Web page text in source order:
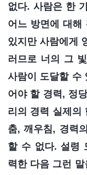
없다. 사람은 한
어느 방면에 대해
있지만 사람에게
러므로 너의 그
사람이 도달할 수
어야 할 경력, 정
리의 경력 실제의
춤, 깨우침, 경력
할 수 없다. 설령
력한 다음 그런